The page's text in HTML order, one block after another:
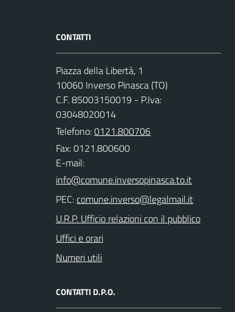
CONTATTI
Piazza della Libertà, 1
10060 Inverso Pinasca (TO)
C.F. 85003150019 - P.Iva:
03048020014
Telefono:0121.800706
Fax: 0121.800600
E-mail:
PEC:
U.R.P. Ufficio relazioni con il pubblico
Uffici e orari
Numeri utili
CONTATTI D.P.O.